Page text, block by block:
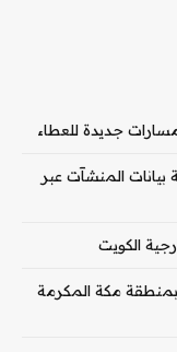
جديدة للعطاء
المنشآت عبر
الكويت
بمنطقة مكة المكرمة